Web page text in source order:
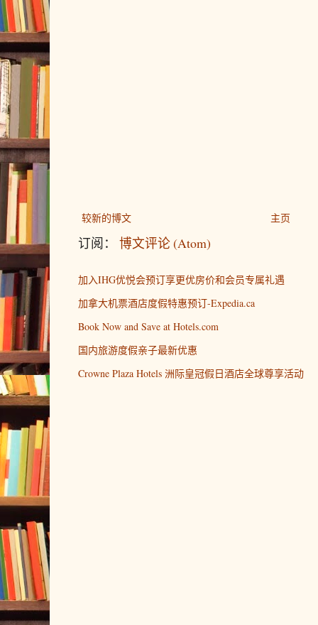
较新的博文 主页
订阅： 博文评论 (Atom)
加入IHG优悦会预订享更优房价和会员专属礼遇
加拿大机票酒店度假特惠预订-Expedia.ca
Book Now and Save at Hotels.com
国内旅游度假亲子最新优惠
Crowne Plaza Hotels 洲际皇冠假日酒店全球尊享活动